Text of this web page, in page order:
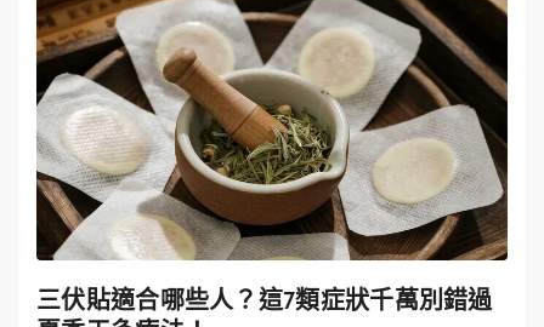
三伏貼適合哪些人？這7類症狀千萬別錯過